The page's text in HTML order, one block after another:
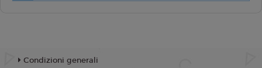
Condizioni generali